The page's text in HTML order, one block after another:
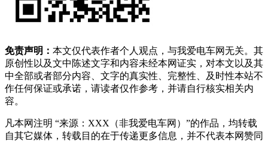
免责声明： 本文仅代表作者个人观点，与我爱电车网无关。其
原创性以及文中陈述文字和内容未经本网证实，对本文以及其
中全部或者部分内容、文字的真实性、完整性、及时性本站不
作任何保证或承诺，请读者仅作参考，并请自行核实相关内
容。
凡本网注明 “来源：XXX（非我爱电车网）”的作品，均转载
自其它媒体，转载目的在于传递更多信息，并不代表本网赞同